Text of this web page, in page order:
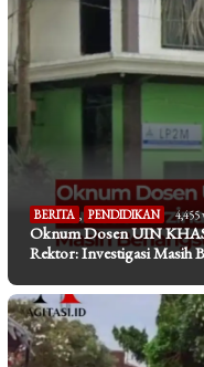
BERITA , PENDIDIKAN 4,455
Oknum Dosen UIN
Rektor: Investigasi Masih